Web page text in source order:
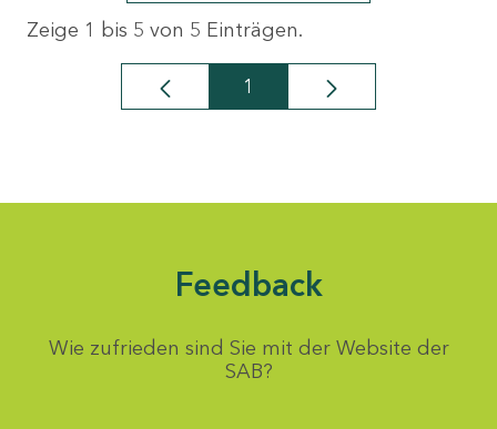
Zeige 1 bis 5 von 5 Einträgen.
Seite
1
Feedback
Wie zufrieden sind Sie mit der Website der
SAB?